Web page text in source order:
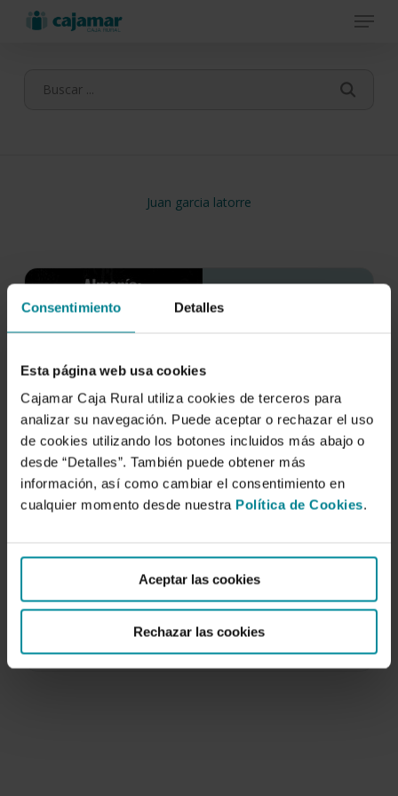
Consentimiento Detalles
Esta página web usa cookies
Cajamar Caja Rural utiliza cookies de terceros para
analizar su navegación. Puede aceptar o rechazar el uso
de cookies utilizando los botones incluidos más abajo o
desde “Detalles”. También puede obtener más
información, así como cambiar el consentimiento en
cualquier momento desde nuestra Política de Cookies.
Aceptar las cookies
Rechazar las cookies
Menu
Juan garcia latorre
ecológica
3 de junio de 2007
geografía almeriense. Sus autores son…